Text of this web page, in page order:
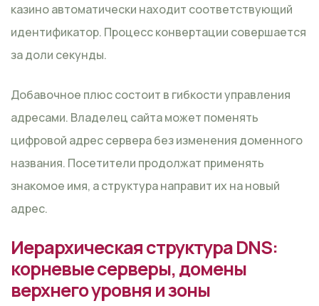
казино автоматически находит соответствующий
идентификатор. Процесс конвертации совершается
за доли секунды.
Добавочное плюс состоит в гибкости управления
адресами. Владелец сайта может поменять
цифровой адрес сервера без изменения доменного
названия. Посетители продолжат применять
знакомое имя, а структура направит их на новый
адрес.
Иерархическая структура DNS:
корневые серверы, домены
верхнего уровня и зоны